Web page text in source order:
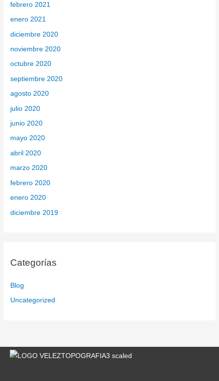
febrero 2021
enero 2021
diciembre 2020
noviembre 2020
octubre 2020
septiembre 2020
agosto 2020
julio 2020
junio 2020
mayo 2020
abril 2020
marzo 2020
febrero 2020
enero 2020
diciembre 2019
Categorías
Blog
Uncategorized